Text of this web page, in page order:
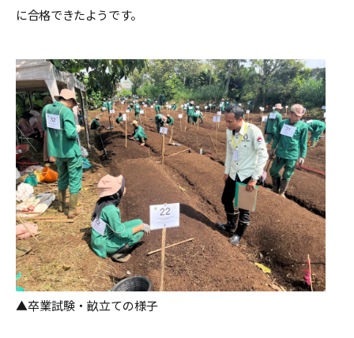
に合格できたようです。
▲卒業試験・畝立ての様子